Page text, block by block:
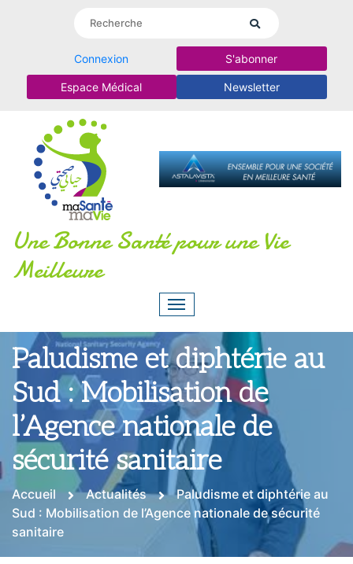
Connexion S'abonner
Espace Médical Newsletter
Une Bonne Santé pour une Vie
Meilleure
Paludisme et diphtérie au
Sud : Mobilisation de
l’Agence nationale de
sécurité sanitaire
Accueil Actualités
Paludisme et diphtérie au
Sud : Mobilisation de l’Agence nationale de sécurité
sanitaire